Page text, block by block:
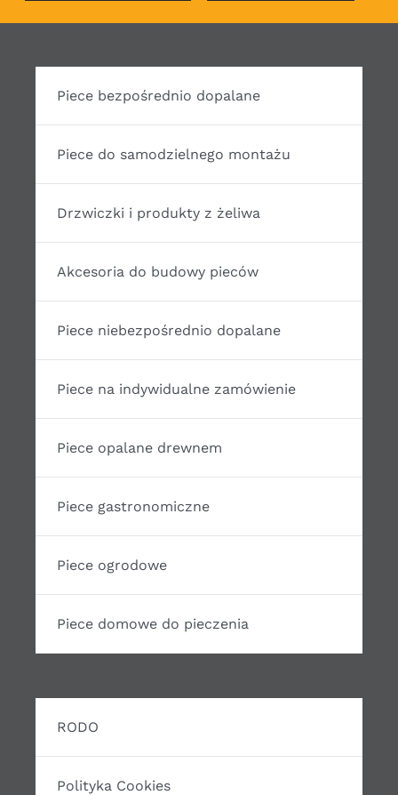
Piece bezpośrednio dopalane
Piece do samodzielnego montażu
Drzwiczki i produkty z żeliwa
Akcesoria do budowy pieców
Piece niebezpośrednio dopalane
Piece na indywidualne zamówienie
Piece opalane drewnem
Piece gastronomiczne
Piece ogrodowe
Piece domowe do pieczenia
RODO
Polityka Cookies